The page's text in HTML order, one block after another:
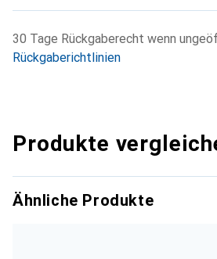
30 Tage Rückgaberecht wenn
Rückgaberichtlinien
Produkte
Ähnliche Produkte